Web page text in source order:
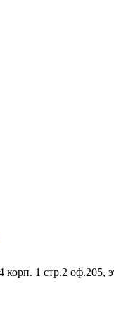
корп. 1 стр.2 оф.205,